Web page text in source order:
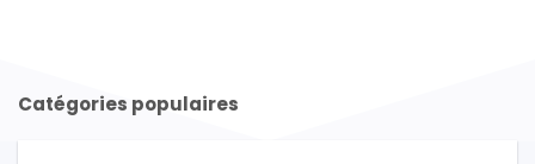
Catégories populaires